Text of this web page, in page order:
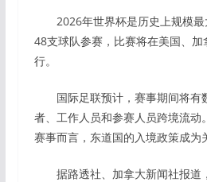
2026年世界杯是历史上规模最
48支球队参赛，比赛将在美国、
行。
国际足联预计，赛事期间将有
者、工作人员和参赛人员跨境流动
赛事而言，东道国的入境政策成为
据路透社、加拿大新闻社报道